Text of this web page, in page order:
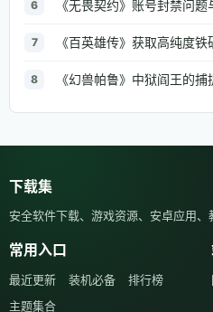
6 《无畏契约》账号封禁问
7 《百英雄传》获取高纯度
8 《幻兽帕鲁》中狱阎王的
下载集
安全软件下载、游戏资源、安卓应用、
常用入口
最近更新 装机必备
排行榜
主题集合